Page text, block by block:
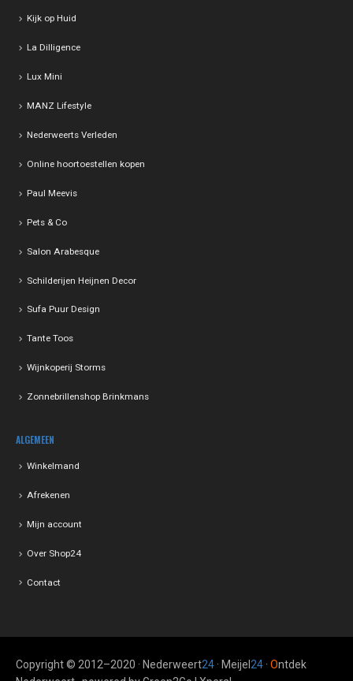
Kijk op Huid
La Dilligence
Lux Mini
MANZ Lifestyle
Nederweerts Verleden
Online hoortoestellen kopen
Paul Meevis
Pets & Co
Salon Arabesque
Schilderijen Heijnen Decor
Sufa Puur Design
Tante Toos
Wijnkoperij Storms
Zonnebrillenshop Brinkmans
ALGEMEEN
Winkelmand
Afrekenen
Mijn account
Over Shop24
Contact
Copyright © 2012–2020 · Nederweert24 · Meijel24 · Ontdek